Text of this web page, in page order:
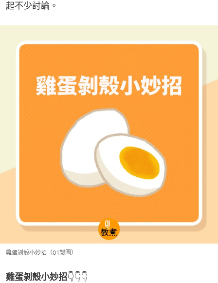
起不少討論。
雞蛋剝殼小妙招（01製圖）
雞蛋剝殼小妙招👇👇👇